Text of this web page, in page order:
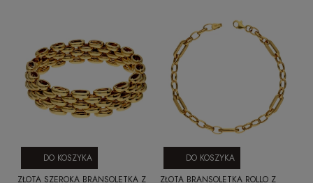
ZŁOTA SZEROKA BRANSOLETKA Z
DO KOSZYKA
ZŁOTA BRANSOLETKA ROLLO Z
DO KOSZYKA